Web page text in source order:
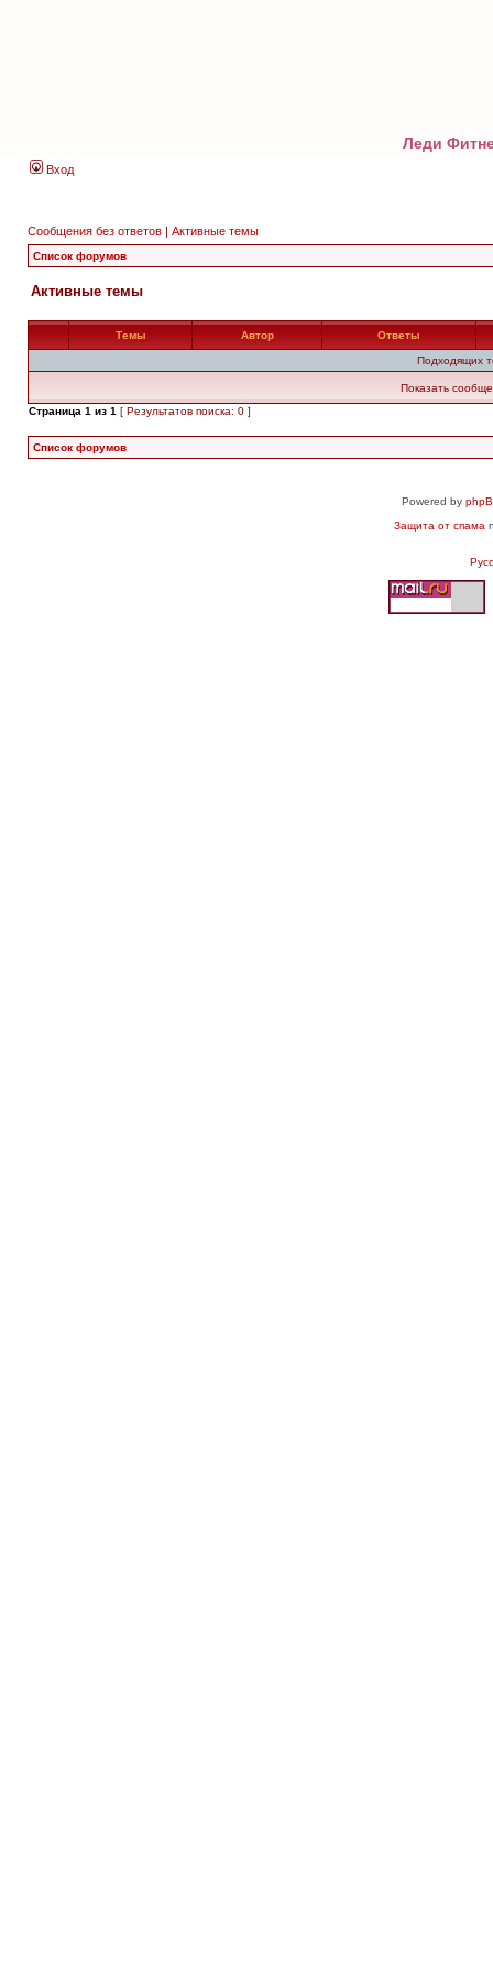
Леди
Вход
Сообщения без ответов | Активные темы
Список форумов
Активные темы
Темы Автор Ответы
Подходящих
Показать
Страница 1 из 1 [ Результатов поиска: 0 ]
Список форумов
Powered by
Защита от спама